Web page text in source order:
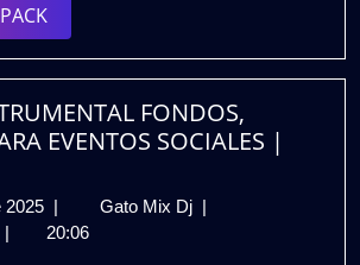
𝗚𝗥𝗔𝗧𝗜𝗦
DESCARGAR
PACK
FONDOS,
EVENTOS SOCIALES |
2025 19
de
Gato Mix Dj MUSICA
20:06